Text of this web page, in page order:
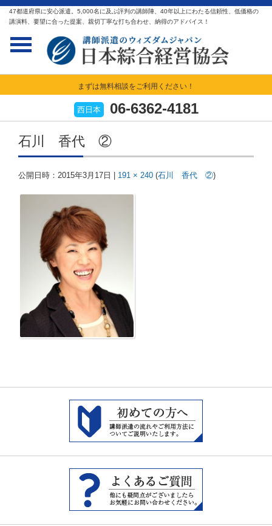
47都道府県に安心派遣。5,000名に及ぶ評判の講師陣、40年以上にわたる信頼性、低価格の
講演料、要望に合った提案、親切丁寧な打ち合わせ、納得のアドバイス！
まずは無料相談をご利用ください！
西日本 06-6362-4181
石川 香代 ②
公開日時： 2015年3月17日 191 × 240 (石川 香代 ②)